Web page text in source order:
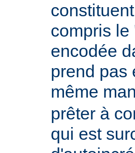
compris le
encodée
prend pas
même
prêter à
qui est